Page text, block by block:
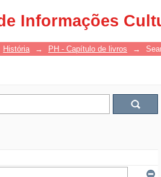
Informações
História → PH - Capítulo de livros →